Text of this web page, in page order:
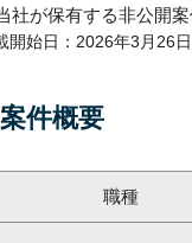
社が保有する非公開案
開始日：2026年3月26日
案件概要
職種